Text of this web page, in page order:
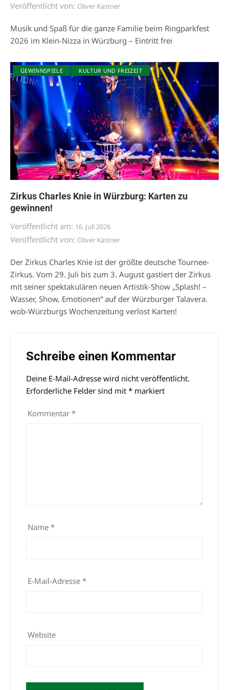
Veröffentlicht von: Oliver Kastner
Musik und Spaß für die ganze Familie beim Ringparkfest
2026 im Klein-Nizza in Würzburg – Eintritt frei
GEWINNSPIELE KULTUR UND FREIZEIT
Zirkus Charles Knie in Würzburg: Karten zu
gewinnen!
Veröffentlicht am: 16. Juli 2026
Veröffentlicht von: Oliver Kastner
Der Zirkus Charles Knie ist der größte deutsche Tournee-
Zirkus. Vom 29. Juli bis zum 3. August gastiert der Zirkus
mit seiner spektakulären neuen Artistik-Show „Splash! –
Wasser, Show, Emotionen“ auf der Würzburger Talavera.
wob-Würzburgs Wochenzeitung verlost Karten!
Schreibe einen Kommentar
Deine E-Mail-Adresse wird nicht veröffentlicht.
Erforderliche Felder sind mit * markiert
Kommentar *
Name *
E-Mail-Adresse *
Website
Alternative: